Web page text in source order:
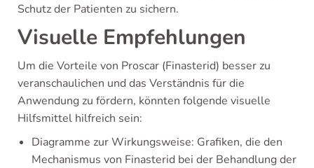
Schutz der Patienten zu sichern.
Visuelle Empfehlungen
Um die Vorteile von Proscar (Finasterid) besser zu
veranschaulichen und das Verständnis für die
Anwendung zu fördern, könnten folgende visuelle
Hilfsmittel hilfreich sein:
Diagramme zur Wirkungsweise: Grafiken, die den
Mechanismus von Finasterid bei der Behandlung der